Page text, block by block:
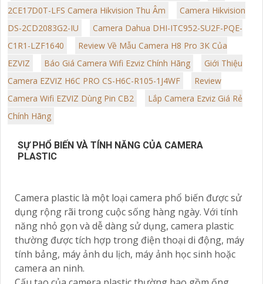
2CE17D0T-LFS Camera Hikvision Thu Âm
Camera Hikvision
DS-2CD2083G2-IU
Camera Dahua DHI-ITC952-SU2F-PQE-
C1R1-LZF1640
Review Về Mẫu Camera H8 Pro 3K Của
EZVIZ
Báo Giá Camera Wifi Ezviz Chính Hãng
Giới Thiệu
Camera EZVIZ H6C PRO CS-H6C-R105-1J4WF
Review
Camera Wifi EZVIZ Dùng Pin CB2
Lắp Camera Ezviz Giá Rẻ
Chính Hãng
SỰ PHỔ BIẾN VÀ TÍNH NĂNG CỦA CAMERA
PLASTIC
Camera plastic là một loại camera phổ biến được sử
dụng rộng rãi trong cuộc sống hàng ngày. Với tính
năng nhỏ gọn và dễ dàng sử dụng, camera plastic
thường được tích hợp trong điện thoại di động, máy
tính bảng, máy ảnh du lịch, máy ảnh học sinh hoặc
camera an ninh.